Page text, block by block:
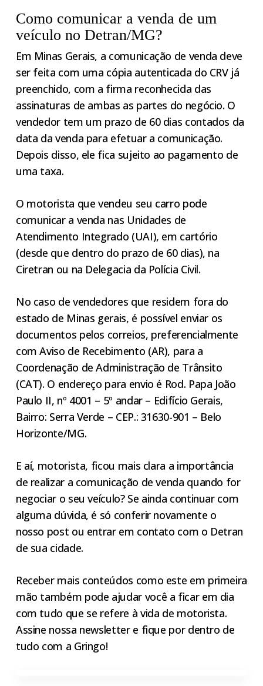
Como comunicar a venda de um
veículo no Detran/MG?
Em Minas Gerais, a comunicação de venda deve
ser feita com uma cópia autenticada do CRV já
preenchido, com a firma reconhecida das
assinaturas de ambas as partes do negócio. O
vendedor tem um prazo de 60 dias contados da
data da venda para efetuar a comunicação.
Depois disso, ele fica sujeito ao pagamento de
uma taxa.
O motorista que vendeu seu carro pode
comunicar a venda nas Unidades de
Atendimento Integrado (UAI), em cartório
(desde que dentro do prazo de 60 dias), na
Ciretran ou na Delegacia da Polícia Civil.
No caso de vendedores que residem fora do
estado de Minas gerais, é possível enviar os
documentos pelos correios, preferencialmente
com Aviso de Recebimento (AR), para a
Coordenação de Administração de Trânsito
(CAT). O endereço para envio é Rod. Papa João
Paulo II, nº 4001 – 5º andar – Edifício Gerais,
Bairro: Serra Verde – CEP.: 31630-901 – Belo
Horizonte/MG.
E aí, motorista, ficou mais clara a importância
de realizar a comunicação de venda quando for
negociar o seu veículo? Se ainda continuar com
alguma dúvida, é só conferir novamente o
nosso post ou entrar em contato com o Detran
de sua cidade.
Receber mais conteúdos como este em primeira
mão também pode ajudar você a ficar em dia
com tudo que se refere à vida de motorista.
Assine nossa newsletter e fique por dentro de
tudo com a Gringo!